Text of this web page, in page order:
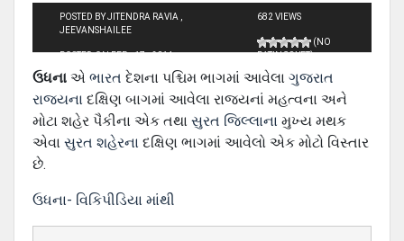
POSTED BY JITENDRA RAVIA ,
JEEVANSHAILEE
POSTED ON FEB - 17 - 2014
682 VIEWS
(NO
RATINGS YET)
ઉધના એ ભારત દેશના પશ્ચિમ ભાગમાં આવેલા ગુજરાત
રાજ્યના દક્ષિણ બાગમાં આવેલા રાજ્યનાં મહત્વના અને
મોટા શહેર પૈકીના એક તથા સુરત જિલ્લાના મુખ્ય મથક
એવા સુરત શહેરના દક્ષિણ ભાગમાં આવેલો એક મોટો વિસ્તાર
છે.
ઉધના- વિકિપીડિયા માંથી